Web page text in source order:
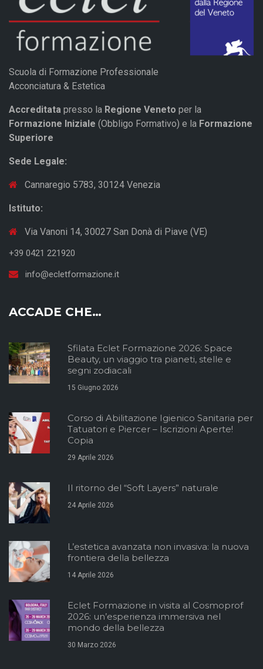
Scuola di Formazione Professionale
Acconciatura & Estetica
Accreditata presso la Regione Veneto per la
Formazione Iniziale (Obbligo Formativo) e la Formazione
Superiore
Sede Legale:
Cannaregio 5783, 30124 Venezia
Istituto:
Via Vanoni 14, 30027 San Donà di Piave (VE)
+39 0421 221920
info@ecletformazione.it
ACCADE CHE…
Sfilata Eclet Formazione 2026: Space
Beauty, un viaggio tra pianeti, stelle e
segni zodiacali
15 Giugno 2026
Corso di Abilitazione Igienico Sanitaria per
Tatuatori e Piercer – Iscrizioni Aperte!
Copia
29 Aprile 2026
Il ritorno del “Soft Layers” naturale
24 Aprile 2026
L’estetica avanzata non invasiva: la nuova
frontiera della bellezza
14 Aprile 2026
Eclet Formazione in visita al Cosmoprof
2026: un’esperienza immersiva nel
mondo della bellezza
30 Marzo 2026